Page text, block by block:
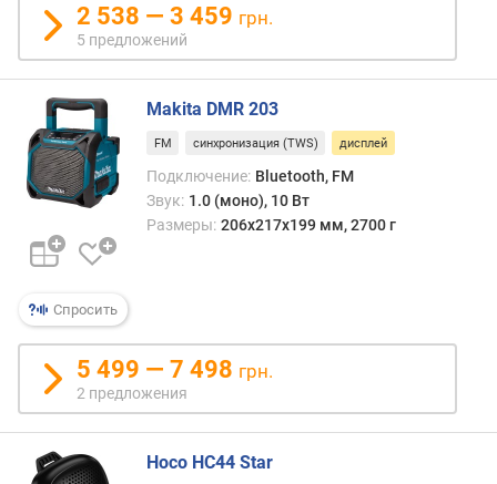
о
с
с
о
о
т
н
о
е
н
е
г
а
л
/
2 538 — 3 459 грн.
5 предложений
Спросить
Makita DMR 203
FM синхронизация (TWS) дисплей
Подключение: Bluetooth, FM
Звук: 1.0 (моно), 10 Вт
Размеры: 206х217х199 мм, 2700 г
5 499 — 7 498 грн.
2 предложения
Hoco HC44 Star